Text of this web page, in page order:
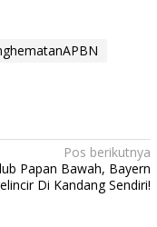
Pos berikutnya
Papan Bawah, Bayern
Di Kandang Sendiri!